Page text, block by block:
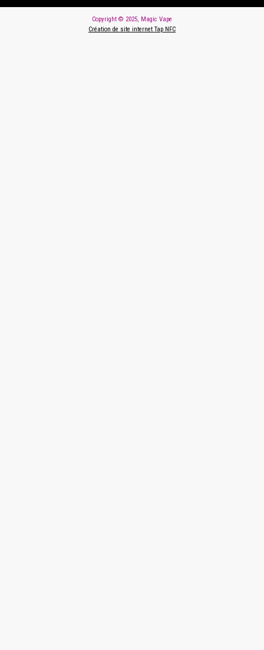
Copyright © 2025, Magic Vape
Création de site internet Tap NFC